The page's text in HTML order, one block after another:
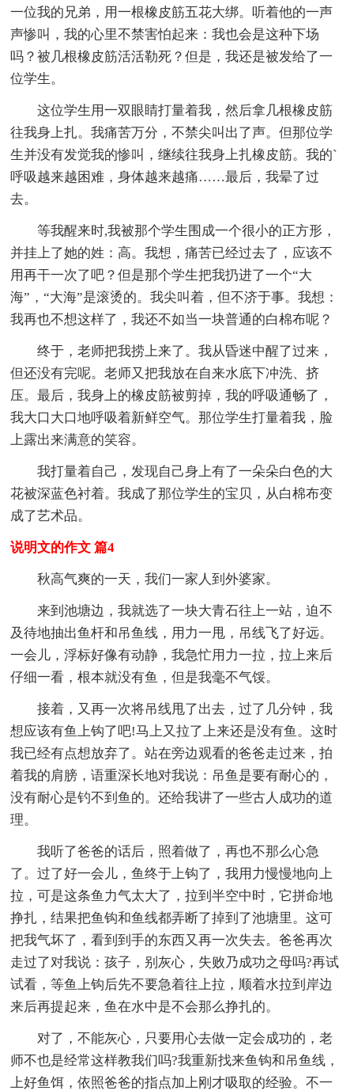
一位我的兄弟，用一根橡皮筋五花大绑。听着他的一声
声惨叫，我的心里不禁害怕起来：我也会是这种下场
吗？被几根橡皮筋活活勒死？但是，我还是被发给了一
位学生。
这位学生用一双眼睛打量着我，然后拿几根橡皮筋
往我身上扎。我痛苦万分，不禁尖叫出了声。但那位学
生并没有发觉我的惨叫，继续往我身上扎橡皮筋。我的`
呼吸越来越困难，身体越来越痛……最后，我晕了过
去。
等我醒来时,我被那个学生围成一个很小的正方形，
并挂上了她的姓：高。我想，痛苦已经过去了，应该不
用再干一次了吧？但是那个学生把我扔进了一个“大
海”，“大海”是滚烫的。我尖叫着，但不济于事。我想：
我再也不想这样了，我还不如当一块普通的白棉布呢？
终于，老师把我捞上来了。我从昏迷中醒了过来，
但还没有完呢。老师又把我放在自来水底下冲洗、挤
压。最后，我身上的橡皮筋被剪掉，我的呼吸通畅了，
我大口大口地呼吸着新鲜空气。那位学生打量着我，脸
上露出来满意的笑容。
我打量着自己，发现自己身上有了一朵朵白色的大
花被深蓝色衬着。我成了那位学生的宝贝，从白棉布变
成了艺术品。
说明文的作文 篇4
秋高气爽的一天，我们一家人到外婆家。
来到池塘边，我就选了一块大青石往上一站，迫不
及待地抽出鱼杆和吊鱼线，用力一甩，吊线飞了好远。
一会儿，浮标好像有动静，我急忙用力一拉，拉上来后
仔细一看，根本就没有鱼，但是我毫不气馁。
接着，又再一次将吊线甩了出去，过了几分钟，我
想应该有鱼上钩了吧!马上又拉了上来还是没有鱼。这时
我已经有点想放弃了。站在旁边观看的爸爸走过来，拍
着我的肩膀，语重深长地对我说：吊鱼是要有耐心的，
没有耐心是钓不到鱼的。还给我讲了一些古人成功的道
理。
我听了爸爸的话后，照着做了，再也不那么心急
了。过了好一会儿，鱼终于上钩了，我用力慢慢地向上
拉，可是这条鱼力气太大了，拉到半空中时，它拼命地
挣扎，结果把鱼钩和鱼线都弄断了掉到了池塘里。这可
把我气坏了，看到到手的东西又再一次失去。爸爸再次
走过了对我说：孩子，别灰心，失败乃成功之母吗?再试
试看，等鱼上钩后先不要急着往上拉，顺着水拉到岸边
来后再提起来，鱼在水中是不会那么挣扎的。
对了，不能灰心，只要用心去做一定会成功的，老
师不也是经常这样教我们吗?我重新找来鱼钩和吊鱼线，
上好鱼饵，依照爸爸的指点加上刚才吸取的经验。不一